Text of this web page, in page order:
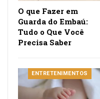
O que Fazer em
Guarda do Embaú:
Tudo o Que Você
Precisa Saber
ENTRETENIMENTOS